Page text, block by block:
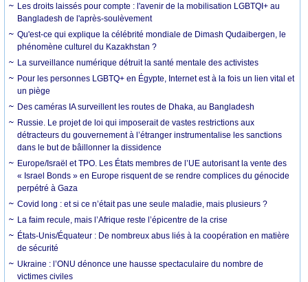
Les droits laissés pour compte : l'avenir de la mobilisation LGBTQI+ au
Bangladesh de l'après-soulèvement
Qu'est-ce qui explique la célébrité mondiale de Dimash Qudaibergen, le
phénomène culturel du Kazakhstan ?
La surveillance numérique détruit la santé mentale des activistes
Pour les personnes LGBTQ+ en Égypte, Internet est à la fois un lien vital et
un piège
Des caméras IA surveillent les routes de Dhaka, au Bangladesh
Russie. Le projet de loi qui imposerait de vastes restrictions aux
détracteurs du gouvernement à l’étranger instrumentalise les sanctions
dans le but de bâillonner la dissidence
Europe/Israël et TPO. Les États membres de l’UE autorisant la vente des
« Israel Bonds » en Europe risquent de se rendre complices du génocide
perpétré à Gaza
Covid long : et si ce n’était pas une seule maladie, mais plusieurs ?
La faim recule, mais l’Afrique reste l’épicentre de la crise
États-Unis/Équateur : De nombreux abus liés à la coopération en matière
de sécurité
Ukraine : l’ONU dénonce une hausse spectaculaire du nombre de
victimes civiles